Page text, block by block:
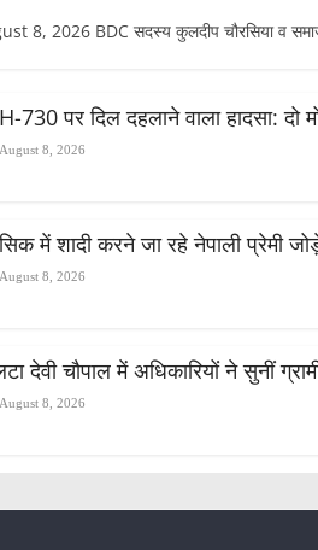
8, 2026 BDC सदस्य कुलदीप चौरसिया व
730 पर दिल दहलाने वाला हादसा: दो
August 8, 2026
में शादी करने जा रहे नेपाली प्रेमी
August 8, 2026
देवी चौपाल में अधिकारियों ने सुनीं
August 8, 2026